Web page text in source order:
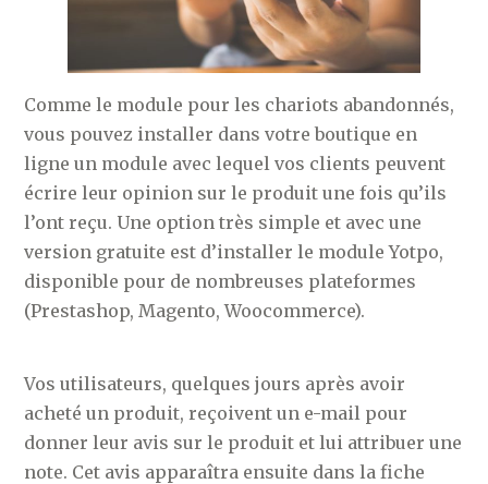
Comme le module pour les chariots abandonnés,
vous pouvez installer dans votre boutique en
ligne un module avec lequel vos clients peuvent
écrire leur opinion sur le produit une fois qu’ils
l’ont reçu. Une option très simple et avec une
version gratuite est d’installer le module Yotpo,
disponible pour de nombreuses plateformes
(Prestashop, Magento, Woocommerce).
Vos utilisateurs, quelques jours après avoir
acheté un produit, reçoivent un e-mail pour
donner leur avis sur le produit et lui attribuer une
note. Cet avis apparaîtra ensuite dans la fiche